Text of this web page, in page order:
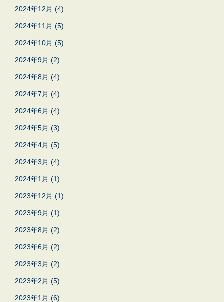
2024年12月 (4)
2024年11月 (5)
2024年10月 (5)
2024年9月 (2)
2024年8月 (4)
2024年7月 (4)
2024年6月 (4)
2024年5月 (3)
2024年4月 (5)
2024年3月 (4)
2024年1月 (1)
2023年12月 (1)
2023年9月 (1)
2023年8月 (2)
2023年6月 (2)
2023年3月 (2)
2023年2月 (5)
2023年1月 (6)